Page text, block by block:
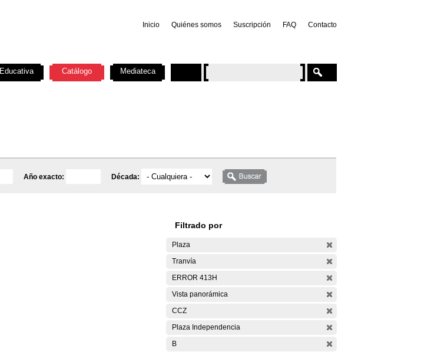
Inicio Quiénes somos Suscripción FAQ Contacto
Año exacto: Década:
Filtrado por
Plaza
Tranvía
ERROR 413H
Vista panorámica
CCZ
Plaza Independencia
B
Educativa Catálogo Mediateca